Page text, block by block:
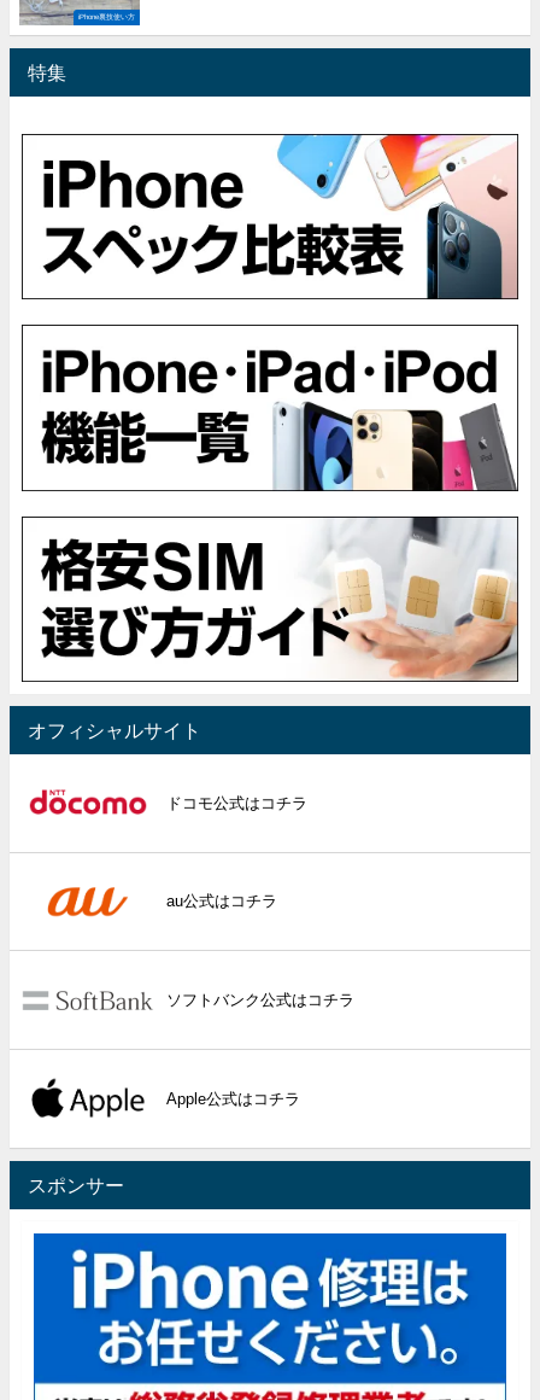
iPhone裏技使い方
特集
オフィシャルサイト
ドコモ公式はコチラ
au公式はコチラ
ソフトバンク公式はコチラ
Apple公式はコチラ
スポンサー